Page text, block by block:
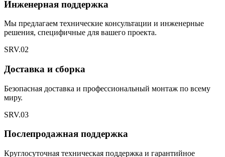
Инженерная поддержка
Мы предлагаем технические консультации и инженерные
решения, специфичные для вашего проекта.
SRV.02
Доставка и сборка
Безопасная доставка и профессиональный монтаж по всему
миру.
SRV.03
Послепродажная поддержка
Круглосуточная техническая поддержка и гарантийное